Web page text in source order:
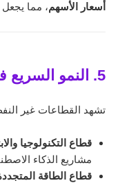
أسعار الأسهم، مما يجعل
5. النمو السريع في القطاعات غير النفطية
تشهد القطاعات غير
قطاع التكنولوجيا
مشاريع الذكاء
قطاع الطاقة